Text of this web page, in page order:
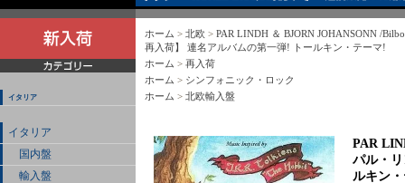
イタリア
イタリア
国内盤
輸入盤
ホーム > 北欧 > PAR LINDH ＆ BJORN JOHANSONN /
再入荷】 連名アルバムの第一弾! トールキン・テーマ!
ホーム > 再入荷
ホーム > シンフォニック・ロック
ホーム > 北欧輸入盤
PAR
パル・
ルキン